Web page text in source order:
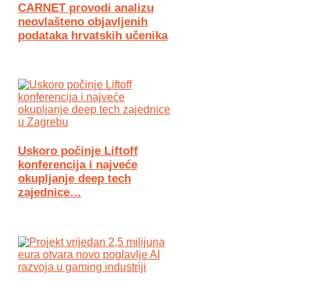
CARNET provodi analizu
neovlašteno objavljenih
podataka hrvatskih učenika
Uskoro počinje Liftoff
konferencija i najveće
okupljanje deep tech
zajednice…